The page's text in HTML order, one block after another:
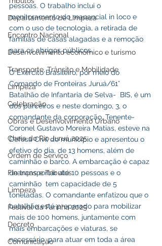
Departamento de Limpeza
Encontro Nacional
Desenvolvimento econômico e turismo
Transporte, Trânsito e Mobilidade
Limpeza
Celebração
Obras e Desenvolvimento Urbano
Cheia do Rio Juruá 2025
Ordem de Serviço
Finanças e Tributos
Limpeza
Festival da Farinha 2025
Decreto
Comunicação
pessoas. O trabalho inclui o
monitoramento do manancial in loco e
com o uso de tecnologia, a retirada de
famílias de casas alagadas e a remoção
para os abrigos públicos.
O Exército Brasileiro, por meio do
Comando de Fronteiras Juruá/61°
Batalhão de Infantaria de Selva-  BIS, é um
dos parceiros e neste domingo, 3, o
comandante da corporação, Tenente-
Coronel Gustavo Moreira Matias, esteve na
Defesa Civil do município e apresentou o
efetivo do dia, de 13 homens, além de
caminhão e barco. A embarcação é capaz
de transportar até 10 pessoas e o
caminhão  tem capacidade de 5
toneladas. O comandante enfatizou que o
batalhão está preparado para mobilizar
mais de 100 homens, juntamente com
mais embarcações e viaturas, se
necessário, para atuar em toda a área